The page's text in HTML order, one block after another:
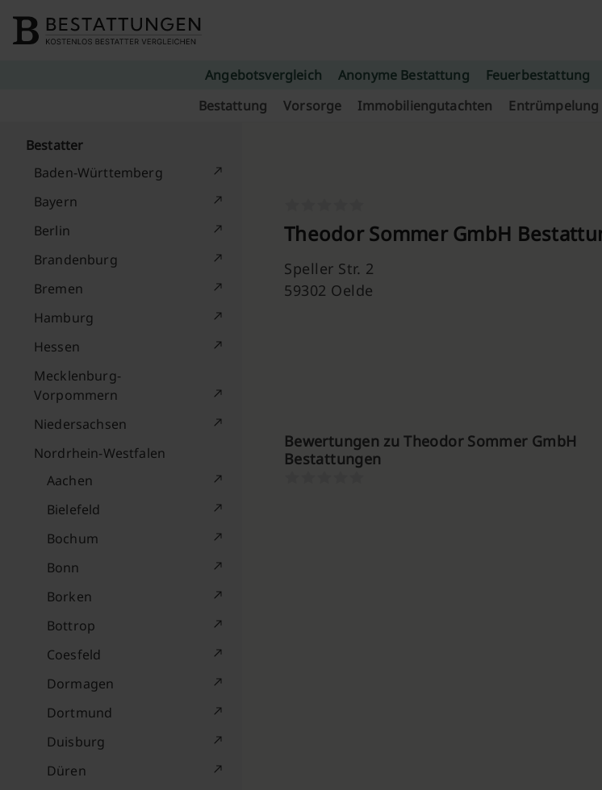
Angebotsvergleich Anonyme Bestattung Feuerbestattung
Bestattung
Vorsorge Immobiliengutachten Entrümpelung
Bestatter
Baden-Württemberg
Bayern
Berlin
Brandenburg
Bremen
Hamburg
Hessen
Mecklenburg-
Vorpommern
Niedersachsen
Nordrhein-Westfalen
Aachen
Bielefeld
Bochum
Bonn
Borken
Bottrop
Coesfeld
Dormagen
Dortmund
Duisburg
Düren
Theodor Sommer GmbH
Speller Str. 2
59302 Oelde
Bewertungen zu Theodor Sommer GmbH
Bestattungen